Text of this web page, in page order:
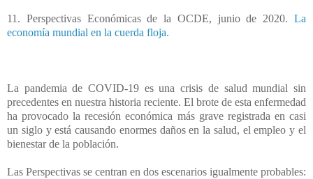
11. Perspectivas Económicas de la OCDE, junio de 2020. La
economía mundial en la cuerda floja.
La pandemia de COVID-19 es una crisis de salud mundial sin
precedentes en nuestra historia reciente. El brote de esta enfermedad
ha provocado la recesión económica más grave registrada en casi
un siglo y está causando enormes daños en la salud, el empleo y el
bienestar de la población.
Las Perspectivas se centran en dos escenarios igualmente probables: